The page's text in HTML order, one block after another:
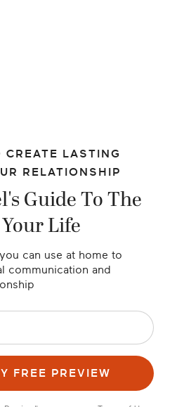
CREATE LASTING
RELATIONSHIP
Guide To The
Life
can use at home to
communication and